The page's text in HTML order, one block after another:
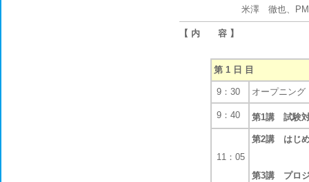
米澤 徹也、
【 内 容 】
第 1 日 目
9：30 オープニング
9：40 第1講 試験
11：05
第2講 はじめ
第3講 プロジ